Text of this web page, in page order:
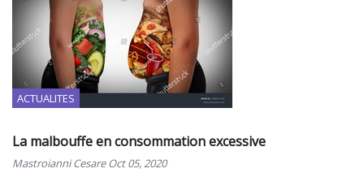
ACTUALITES
La malbouffe en consommation excessive
Mastroianni Cesare Oct 05, 2020